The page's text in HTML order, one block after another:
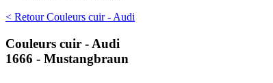
< Retour Couleurs cuir - Audi
Couleurs cuir - Audi
1666 - Mustangbraun